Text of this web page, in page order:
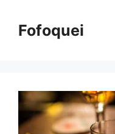
paraFofoquei